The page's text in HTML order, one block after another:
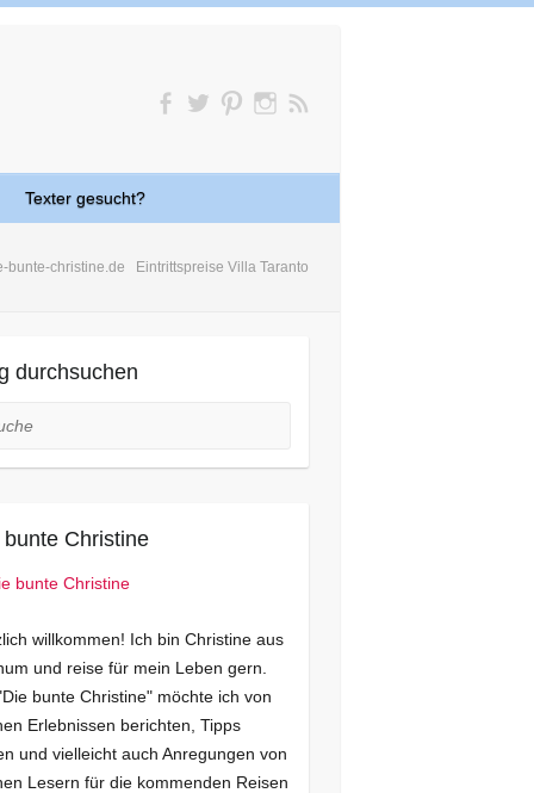
Texter gesucht?
bunte-christine.de Eintrittspreise Villa Taranto
durchsuchen
bunte Christine
willkommen! Ich bin Christine aus
und reise für mein Leben gern.
bunte Christine" möchte ich von
Erlebnissen berichten, Tipps
und vielleicht auch Anregungen von
Lesern für die kommenden Reisen